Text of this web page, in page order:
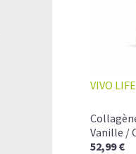
VIVO LIFE
Vanille /
52,99 €